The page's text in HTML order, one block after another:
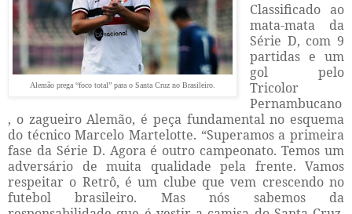
Alemão prega “foco total” para o Santa Cruz no Brasileiro.
Classificado ao
mata-mata da
Série D, com 9
partidas e um
gol pelo
Tricolor
Pernambucano
, o zagueiro Alemão, é peça fundamental no esquema
do técnico Marcelo Martelotte. “Superamos a primeira
fase da Série D. Agora é outro campeonato. Temos um
adversário de muita qualidade pela frente. Vamos
respeitar o Retrô, é um clube que vem crescendo no
futebol brasileiro. Mas nós sabemos da